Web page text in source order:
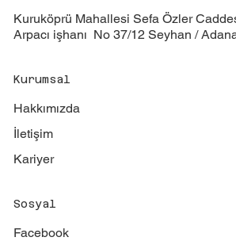
Kuruköprü Mahallesi Sefa Özler
Arpacı işhanı No 37/12 Seyhan /
Kurumsal
Hakkımızda
İletişim
Kariyer
Sosyal
Facebook